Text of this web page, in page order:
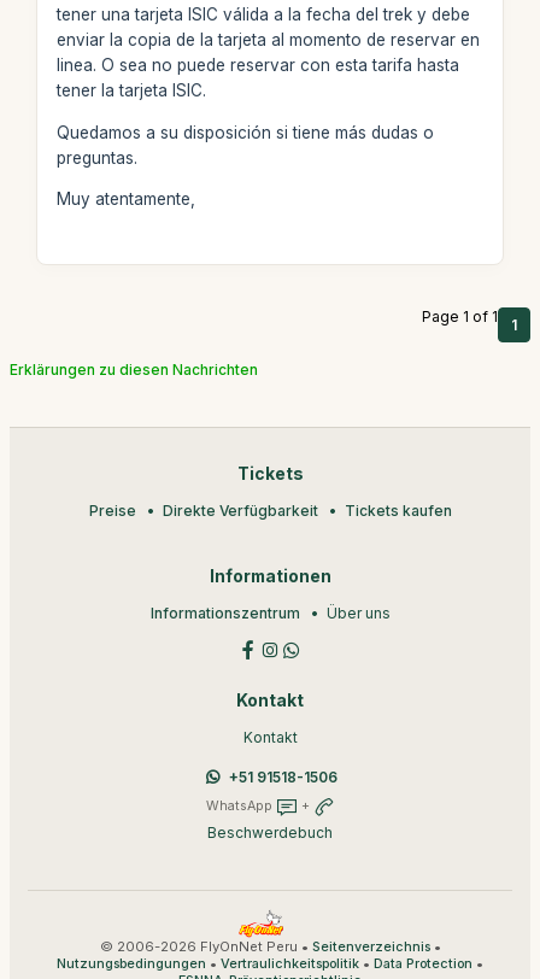
tener una tarjeta ISIC válida a la fecha del trek y debe
enviar la copia de la tarjeta al momento de reservar en
linea. O sea no puede reservar con esta tarifa hasta
tener la tarjeta ISIC.
Quedamos a su disposición si tiene más dudas o
preguntas.
Muy atentamente,
Page 1 of 1 1
Erklärungen zu diesen Nachrichten
Tickets
Preise Direkte Verfügbarkeit Tickets kaufen
Informationen
Informationszentrum Über uns
Kontakt
Kontakt
+51 91518-1506
WhatsApp +
Beschwerdebuch
© 2006-2026 FlyOnNet Peru • Seitenverzeichnis•
Nutzungsbedingungen • Vertraulichkeitspolitik • Data Protection •